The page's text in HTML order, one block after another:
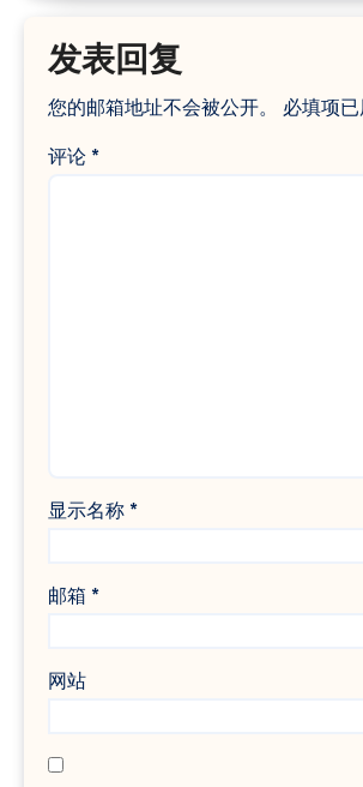
发表回复
您的邮箱地址不会被公开。 必填项已
评论 *
显示名称 *
邮箱 *
网站